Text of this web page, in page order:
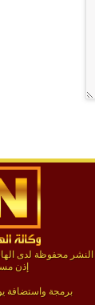
محفوظة لدى
إذن
برمجة